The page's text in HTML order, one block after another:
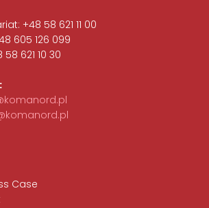
+48 58 621 11 00
605 126 099
58 621 10 30
Case